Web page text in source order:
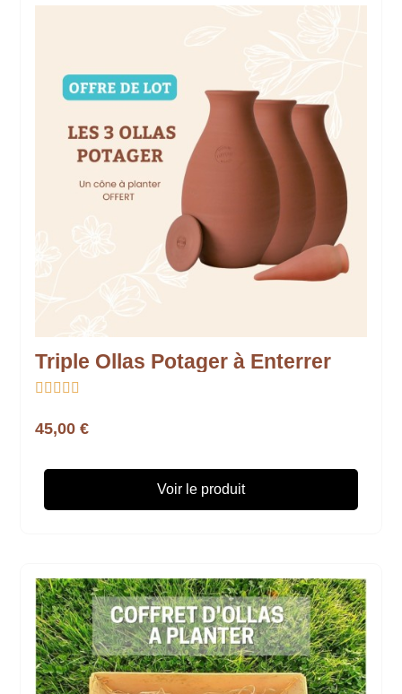
Triple Ollas Potager à Enterrer
    
45,00 €
Voir le produit